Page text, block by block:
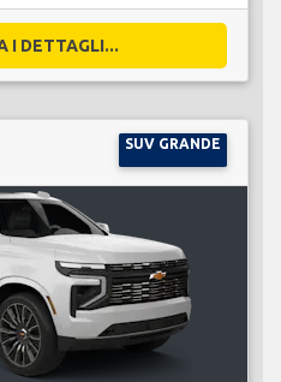
I DETTAGLI...
SUV GRANDE